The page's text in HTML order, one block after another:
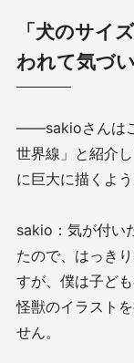
「犬のサイ
われて気づ
——sakioさんは
世界線」と紹介
に巨大に描くよ
sakio：気が付い
たので、はっき
すが、僕は子ど
怪獣のイラスト
せん。